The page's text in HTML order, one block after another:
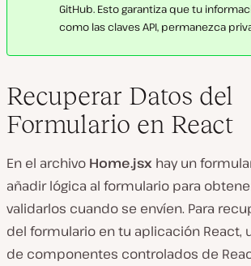
GitHub. Esto garantiza que tu
como las claves API, permanezca
Recuperar Datos del
Formulario en React
En el archivo Home.jsx hay un
añadir lógica al formulario para
validarlos cuando se envíen. Para
del formulario en tu aplicación React,
de componentes controlados de